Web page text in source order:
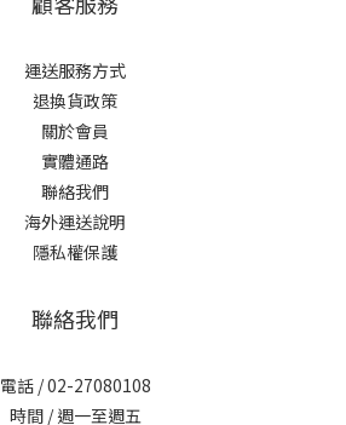
運送服務方式
退換貨政策
關於會員
實體通路
聯絡我們
海外運送說明
隱私權保護
聯絡我們
電話 / 02-27080108
時間 / 週一至週五